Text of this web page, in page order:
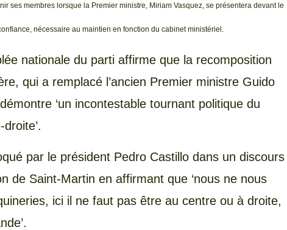
ses membres lorsque la Premier ministre, Miriam Vasquez, se présentera devant le
nécessaire au maintien en fonction du cabinet ministériel.
nationale du parti affirme que la recomposition
qui a remplacé l’ancien Premier ministre Guido
‘un incontestable tournant politique du
par le président Pedro Castillo dans un discours
de Saint-Martin en affirmant que ‘nous ne nous
ici il ne faut pas être au centre ou à droite,